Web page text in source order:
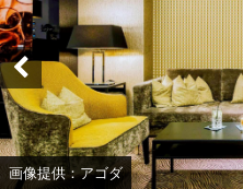
画像提供：アゴダ